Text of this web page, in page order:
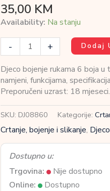
35,00 KM
Availability: Na stanju
-
bojenje
rukama
6
boja
u
tubama
18+
mjeseci
količina
+ Dodaj
Djeco bojenje rukama 6 boja
namjeni, funkcijama,
Preporučeni uzrast: 18 mjeseci.
SKU: DJ08860 Kategorije:
Crtanje, bojenje i slikanje, Djeco
Dostupno u:
Trgovina:
Nije dostupno
Online:
Dostupno